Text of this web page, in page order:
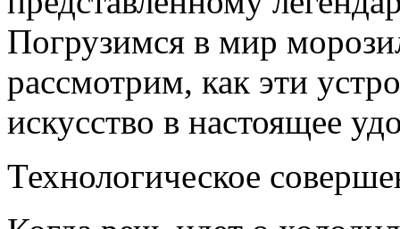
Погрузимся в мир
рассмотрим, как эти
искусство в настоящее
Технологическое